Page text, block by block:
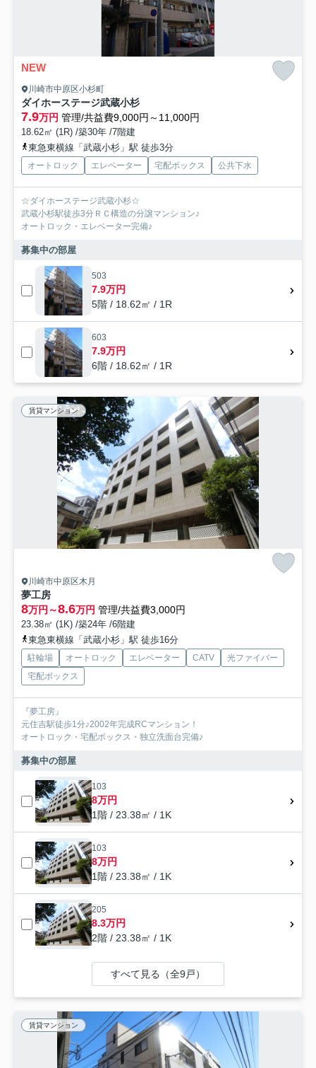
NEW
川崎市中原区小杉町
ダイホーステージ武蔵小杉
7.9万円 管理/共益費9,000円～11,000円
18.62㎡ (1R) /築30年 /7階建
東急東横線「武蔵小杉」駅 徒歩3分
オートロック エレベーター 宅配ボックス 公共下水
☆ダイホーステージ武蔵小杉☆
武蔵小杉駅徒歩3分ＲＣ構造の分譲マンション♪
オートロック・エレベーター完備♪
募集中の部屋
503
7.9万円
5階 / 18.62㎡ / 1R
603
7.9万円
6階 / 18.62㎡ / 1R
賃貸マンション
川崎市中原区木月
夢工房
8万円～8.6万円 管理/共益費3,000円
23.38㎡ (1K) /築24年 /6階建
東急東横線「武蔵小杉」駅 徒歩16分
駐輪場 オートロック エレベーター CATV
光ファイバー
宅配ボックス
『夢工房』
元住吉駅徒歩1分♪2002年完成RCマンション！
オートロック・宅配ボックス・独立洗面台完備♪
募集中の部屋
103
8万円
1階 / 23.38㎡ / 1K
103
8万円
1階 / 23.38㎡ / 1K
205
8.3万円
2階 / 23.38㎡ / 1K
すべて見る（全9戸）
賃貸マンション